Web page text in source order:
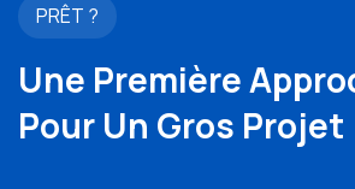
PRÊT ?
Une Première
Pour Un Gros Projet